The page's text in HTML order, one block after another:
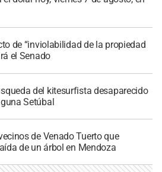
de “inviolabilidad de la propiedad
el Senado
del kitesurfista desaparecido
Setúbal
de Venado Tuerto que
de un árbol en Mendoza